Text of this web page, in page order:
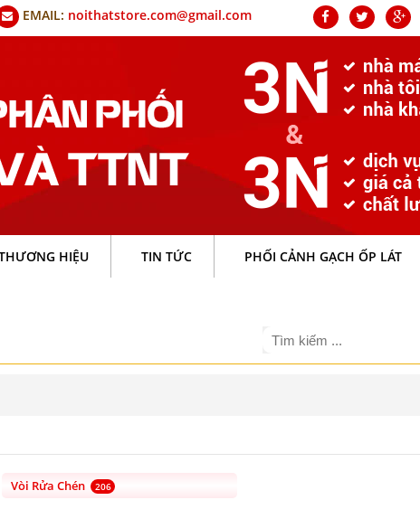
EMAIL: noithatstore.com@gmail.com
HIỆU TIN TỨC PHỐI CẢNH GẠCH ỐP LÁT
Vòi Rửa Chén 206